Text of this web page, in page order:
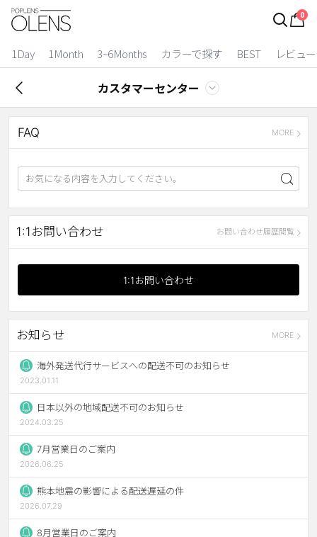
0
1Day 1Month 3~6Months カラーで探す BEST レビュー
ログイン
カラコン比較
今月限定特典
ベスト
カラコン
1 Day
カラー
ブラウン
グレー
ブラック
ヘーゼル
グリーン
ブルー
ピンク
透明
ハロウィンカラコン
ケア用品
カスタマーセンター
FAQ MORE
1:1お問い合わせ
1:1お問い合わせ
お問い合わせ履歴閲覧
お知らせ
海外発送代行サービスへの配送不可のお知らせ
2023.01.11
日本以外の地域配送不可のお知らせ
2024.03.25
7月営業日のご案内
2026.06.25
熊本地震の影響による配送遅延の件
2026.07.29
8月営業日のご案内
MORE